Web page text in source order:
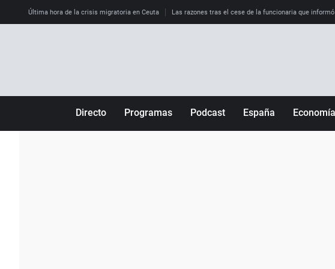
Última hora de la crisis migratoria en Ceuta Las razones tras el cese de la funcionaria que
Directo Programas Podcast España Economía